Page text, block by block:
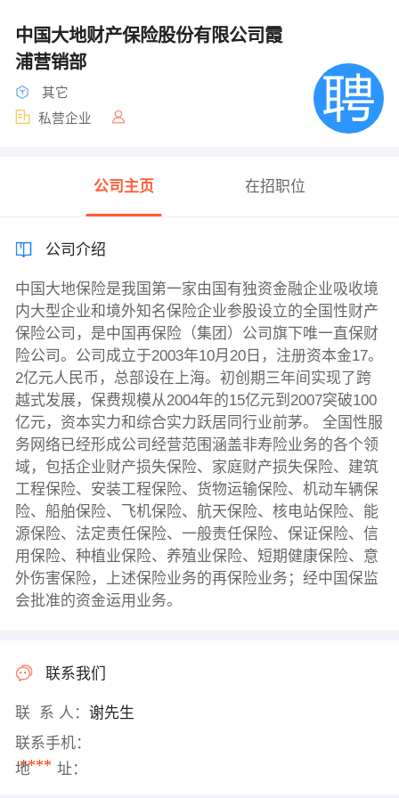
中国大地财产保险股份有限公司霞
浦营销部
其它
私营企业
公司主页 在招职位
公司介绍
中国大地保险是我国第一家由国有独资金融企业吸收境
内大型企业和境外知名保险企业参股设立的全国性财产
保险公司，是中国再保险（集团）公司旗下唯一直保财
险公司。公司成立于2003年10月20日，注册资本金17。
2亿元人民币，总部设在上海。初创期三年间实现了跨
越式发展，保费规模从2004年的15亿元到2007突破100
亿元，资本实力和综合实力跃居同行业前茅。 全国性服
务网络已经形成公司经营范围涵盖非寿险业务的各个领
域，包括企业财产损失保险、家庭财产损失保险、建筑
工程保险、安装工程保险、货物运输保险、机动车辆保
险、船舶保险、飞机保险、航天保险、核电站保险、能
源保险、法定责任保险、一般责任保险、保证保险、信
用保险、种植业保险、养殖业保险、短期健康保险、意
外伤害保险，上述保险业务的再保险业务；经中国保监
会批准的资金运用业务。
联系我们
联 系 人： 谢先生
联系手机：
****
地 址：